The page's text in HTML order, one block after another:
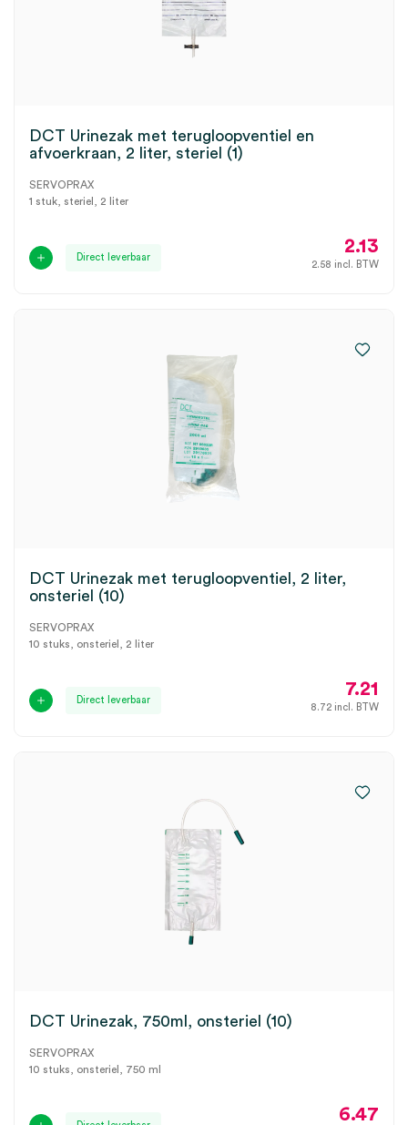
DCT Urinezak met terugloopventiel en
afvoerkraan, 2 liter, steriel (1)
SERVOPRAX
1 stuk, steriel, 2 liter
Direct leverbaar
2.13
2.58 incl. BTW
DCT Urinezak met terugloopventiel, 2 liter,
onsteriel (10)
SERVOPRAX
10 stuks, onsteriel, 2 liter
Direct leverbaar
7.21
8.72 incl. BTW
DCT Urinezak, 750ml, onsteriel (10)
SERVOPRAX
10 stuks, onsteriel, 750 ml
6.47